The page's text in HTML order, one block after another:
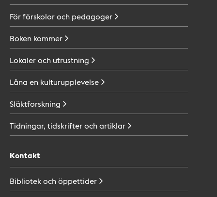
För förskolor och pedagoger
Boken kommer
Lokaler och utrustning
Låna en kulturupplevelse
Släktforskning
Tidningar, tidskrifter ochartiklar
Kontakt
Bibliotek ochöppettider